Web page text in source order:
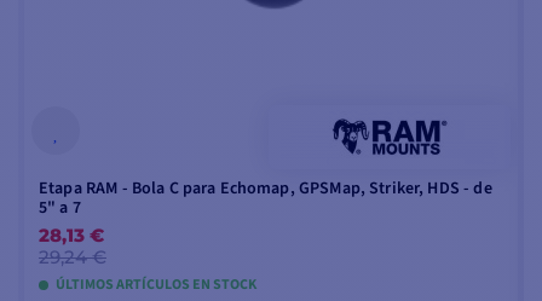
Etapa RAM - Bola C para Echomap, GPSMap, Striker, HDS - de
5" a 7
28,13 €
29,24 €
ÚLTIMOS ARTÍCULOS EN STOCK